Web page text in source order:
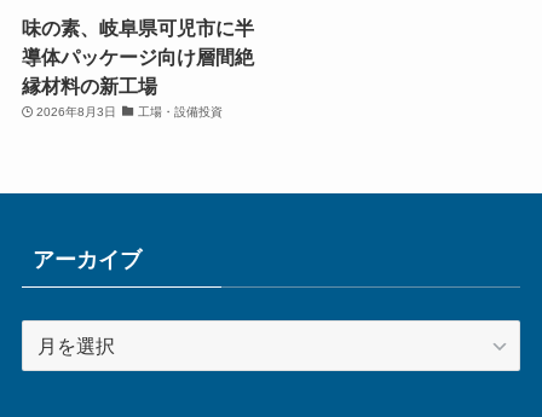
味の素、岐阜県可児市に半
導体パッケージ向け層間絶
縁材料の新工場
2026年8月3日 工場・設備投資
アーカイブ
ー